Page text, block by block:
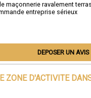
ravalement
entreprise sérieux
DEPOSER UN AVIS
ZONE D'ACTIVITE